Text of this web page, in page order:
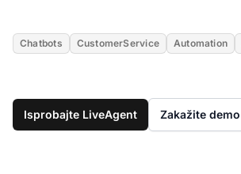
Chatbots CustomerService Automation
Isprobajte LiveAgent Zakažite demo